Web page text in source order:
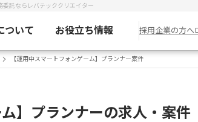
委託ならレバテッククリエイター
ついて お役立ち情報 採用企業の方へ
【運用中スマートフォンゲーム】プランナー案件
】プランナーの求人・案件